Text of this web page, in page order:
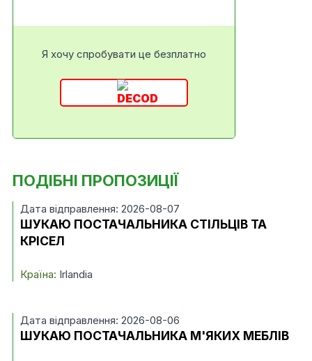
Я хочу спробувати це безплатно
ПОДІБНІ ПРОПОЗИЦІЇ
Дата відправлення: 2026-08-07
ШУКАЮ ПОСТАЧАЛЬНИКА СТІЛЬЦІВ ТА
КРІСЕЛ
Країна: Irlandia
Дата відправлення: 2026-08-06
ШУКАЮ ПОСТАЧАЛЬНИКА М'ЯКИХ МЕБЛІВ